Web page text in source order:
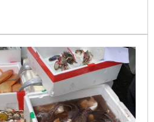
」，回家一查才發現該店
道歉，但強調未收代客料理
言飆罵三字經。